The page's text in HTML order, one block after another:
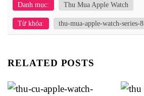
Danh mục: Thu Mua Apple Watch
Từ khóa: thu-mua-apple-watch-series-8
RELATED POSTS